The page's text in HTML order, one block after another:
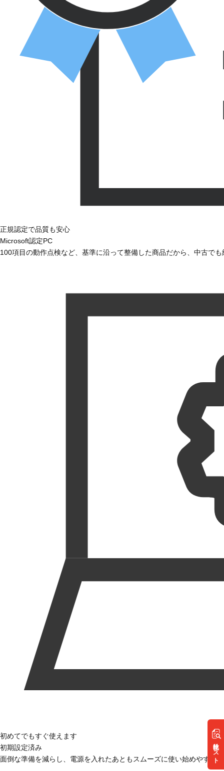
リスト
正規認定で品質も安心
Microsoft認定PC
100項目の動作点検など、基準に沿って整備した商品だから、中古で
初めてでもすぐ使えます
初期設定済み
面倒な準備を減らし、電源を入れたあともスムーズに使い始めやすい